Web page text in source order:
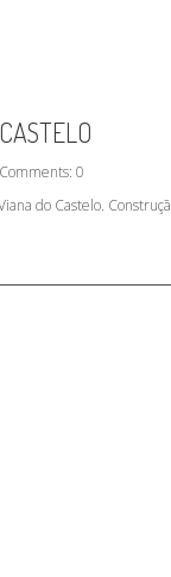
0
do Castelo.